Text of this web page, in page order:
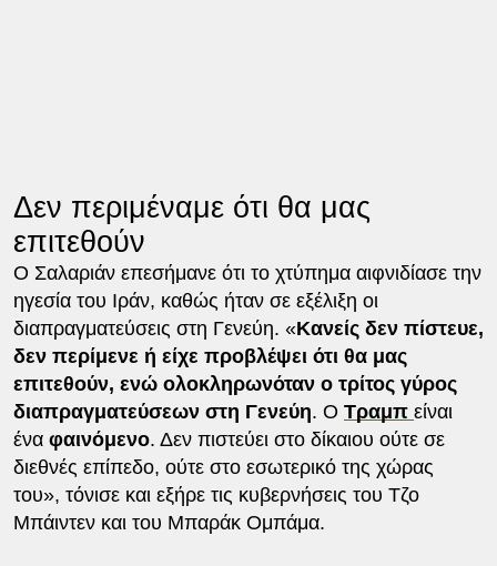
Δεν περιμέναμε ότι θα μας
επιτεθούν
Ο Σαλαριάν επεσήμανε ότι το χτύπημα αιφνιδίασε την
ηγεσία του Ιράν, καθώς ήταν σε εξέλιξη οι
διαπραγματεύσεις στη Γενεύη. «Κανείς δεν πίστευε,
δεν περίμενε ή είχε προβλέψει ότι θα μας
επιτεθούν, ενώ ολοκληρωνόταν ο τρίτος γύρος
διαπραγματεύσεων στη Γενεύη. Ο Τραμπ είναι
ένα φαινόμενο. Δεν πιστεύει στο δίκαιου ούτε σε
διεθνές επίπεδο, ούτε στο εσωτερικό της χώρας
του», τόνισε και εξήρε τις κυβερνήσεις του Τζο
Μπάιντεν και του Μπαράκ Ομπάμα.